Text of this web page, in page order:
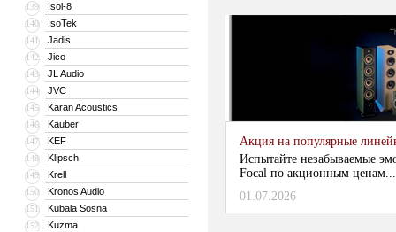
139 Isol-8
140 IsoTek
141 Jadis
142 Jico
143 JL Audio
144 JVC
145 Karan Acoustics
146 Kauber
147 KEF
148 Klipsch
149 Krell
150 Kronos Audio
151 Kubala Sosna
152 Kuzma
Акция на популярные
Испытайте незабываемые
Focal по акционным
01.07.2026